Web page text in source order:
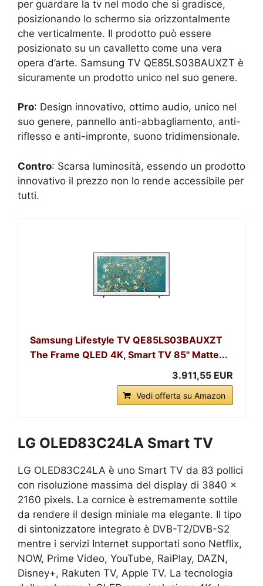
per guardare la tv nel modo che si gradisce,
posizionando lo schermo sia orizzontalmente
che verticalmente. Il prodotto può essere
posizionato su un cavalletto come una vera
opera d’arte. Samsung TV QE85LS03BAUXZT è
sicuramente un prodotto unico nel suo genere.
Pro: Design innovativo, ottimo audio, unico nel
suo genere, pannello anti-abbagliamento, anti-
riflesso e anti-impronte, suono tridimensionale.
Contro: Scarsa luminosità, essendo un prodotto
innovativo il prezzo non lo rende accessibile per
tutti.
Samsung Lifestyle TV QE85LS03BAUXZT
The Frame QLED 4K, Smart TV 85" Matte...
3.911,55 EUR
Vedi offerta su Amazon
LG OLED83C24LA Smart TV
LG OLED83C24LA è uno Smart TV da 83 pollici
con risoluzione massima del display di 3840 x
2160 pixels. La cornice è estremamente sottile
da rendere il design miniale ma elegante. Il tipo
di sintonizzatore integrato è DVB-T2/DVB-S2
mentre i servizi Internet supportati sono Netflix,
NOW, Prime Video, YouTube, RaiPlay, DAZN,
Disney+, Rakuten TV, Apple TV. La tecnologia